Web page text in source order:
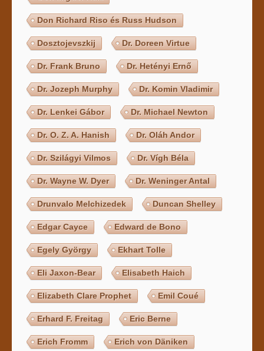
Don Richard Riso és Russ Hudson
Dosztojevszkij Dr. Doreen Virtue
Dr. Frank Bruno Dr. Hetényi Ernő
Dr. Jozeph Murphy Dr. Komin Vladimir
Dr. Lenkei Gábor Dr. Michael Newton
Dr. O. Z. A. Hanish Dr. Oláh Andor
Dr. Szilágyi Vilmos Dr. Vígh Béla
Dr. Wayne W. Dyer Dr. Weninger Antal
Drunvalo Melchizedek Duncan Shelley
Edgar Cayce Edward de Bono
Egely György Ekhart Tolle
Eli Jaxon-Bear Elisabeth Haich
Elizabeth Clare Prophet Emil Coué
Erhard F. Freitag Eric Berne
Erich Fromm Erich von Däniken